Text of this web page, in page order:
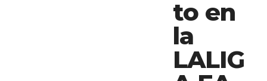
to en
la
LALIG